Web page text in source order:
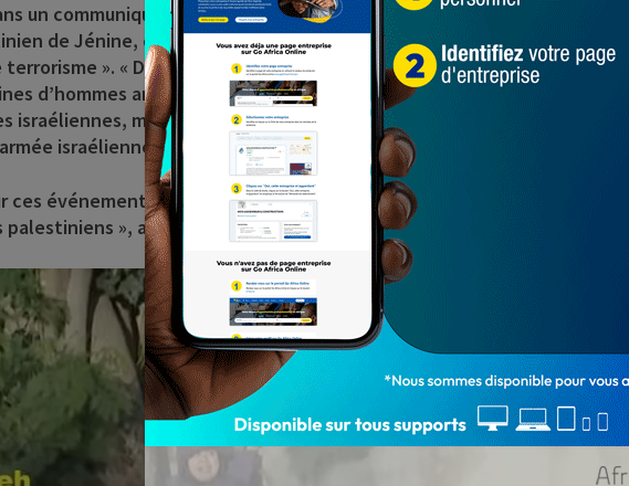
un communiqué avoir mené au cours des dernières heures, des
de Jénine, et d’autres secteurs de Cisjordanie, afin « d’appréhender
terrorisme ». « Durant ces activités de contreterrorisme dans le camp
d’hommes armés palestiniens ont ouvert le feu et lancé des objets
menaçant leur vie. Les soldats ont répliqué. Des personnes
israélienne.
ces événements et envisage la possibilité que les journalistes ont été
», a ajouté le communiqué.